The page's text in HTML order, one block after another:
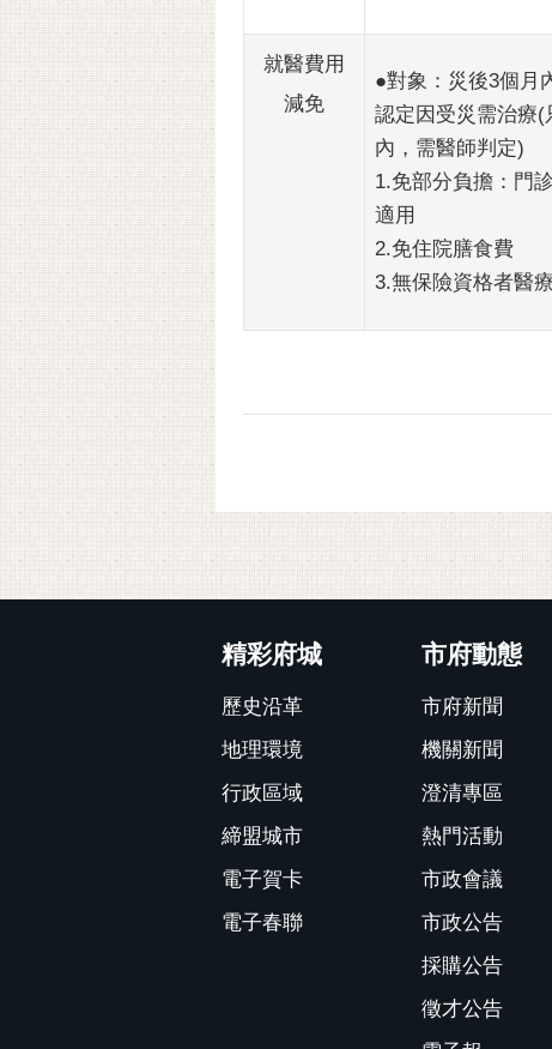
就醫費用
減免
●對象：災後3個月
認定因受災需治療(
內，需醫師判定)
1.免部分負擔：門
適用
2.免住院膳食費
3.無保險資格者醫
精彩府城
歷史沿革
地理環境
行政區域
締盟城市
電子賀卡
電子春聯
市府動態
市府新聞
機關新聞
澄清專區
熱門活動
市政會議
市政公告
採購公告
徵才公告